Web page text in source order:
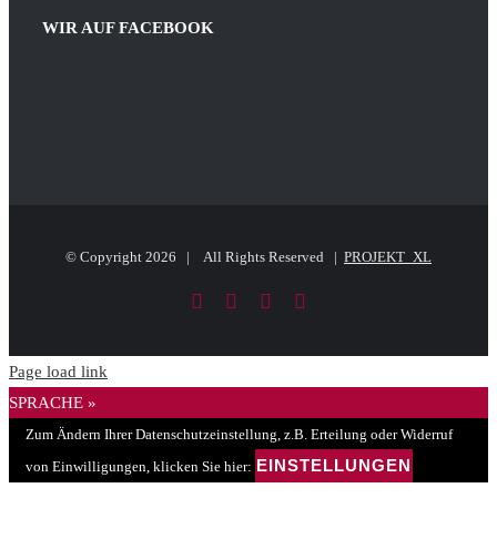
WIR AUF FACEBOOK
© Copyright 2026 | All Rights Reserved | PROJEKT_XL
FacebookLinkedIn
PayPal
Page load link
SPRACHE »
Zum Ändern Ihrer Datenschutzeinstellung, z.B. Erteilung oder Widerruf
von Einwilligungen, klicken Sie hier: EINSTELLUNGEN